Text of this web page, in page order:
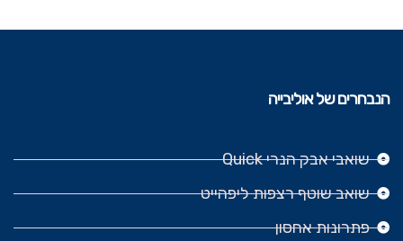
הנבחרים של אוליבייה
שואבי אבק הנרי Quick
שואב שוטף רצפות ליפהייט
פתרונות אחסון